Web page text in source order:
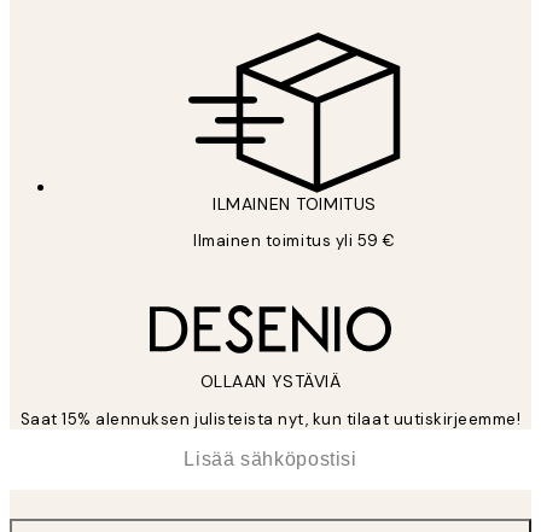
ILMAINEN TOIMITUS
Ilmainen toimitus yli 59 €
OLLAAN YSTÄVIÄ
Saat 15% alennuksen julisteista nyt, kun tilaat uutiskirjeemme!